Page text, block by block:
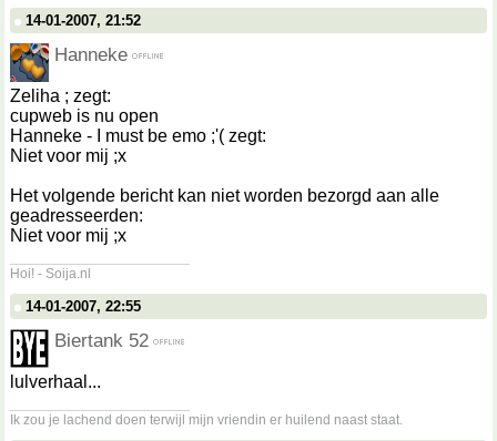
14-01-2007, 21:52
Hanneke
Zeliha ; zegt:
cupweb is nu open
Hanneke - I must be emo ;'( zegt:
Niet voor mij ;x
Het volgende bericht kan niet worden bezorgd aan alle
geadresseerden:
Niet voor mij ;x
Hoi! - Soija.nl
14-01-2007, 22:55
Biertank 52
lulverhaal...
Ik zou je lachend doen terwijl mijn vriendin er huilend naast staat.